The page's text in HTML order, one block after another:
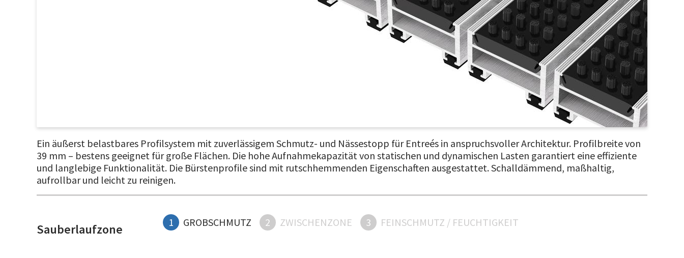
Ein äußerst belastbares Profilsystem mit zuverlässigem Schmutz- und Nässestopp für Entreés in anspruchsvoller Architektur. Profilbreite von
39 mm – bestens geeignet für große Flächen. Die hohe Aufnahmekapazität von statischen und dynamischen Lasten garantiert eine effiziente
und langlebige Funktionalität. Die Bürstenprofile sind mit rutschhemmenden Eigenschaften ausgestattet. Schalldämmend, maßhaltig,
aufrollbar und leicht zu reinigen.
Sauberlaufzone 1 GROBSCHMUTZ 2 ZWISCHENZONE 3 FEINSCHMUTZ / FEUCHTIGKEIT